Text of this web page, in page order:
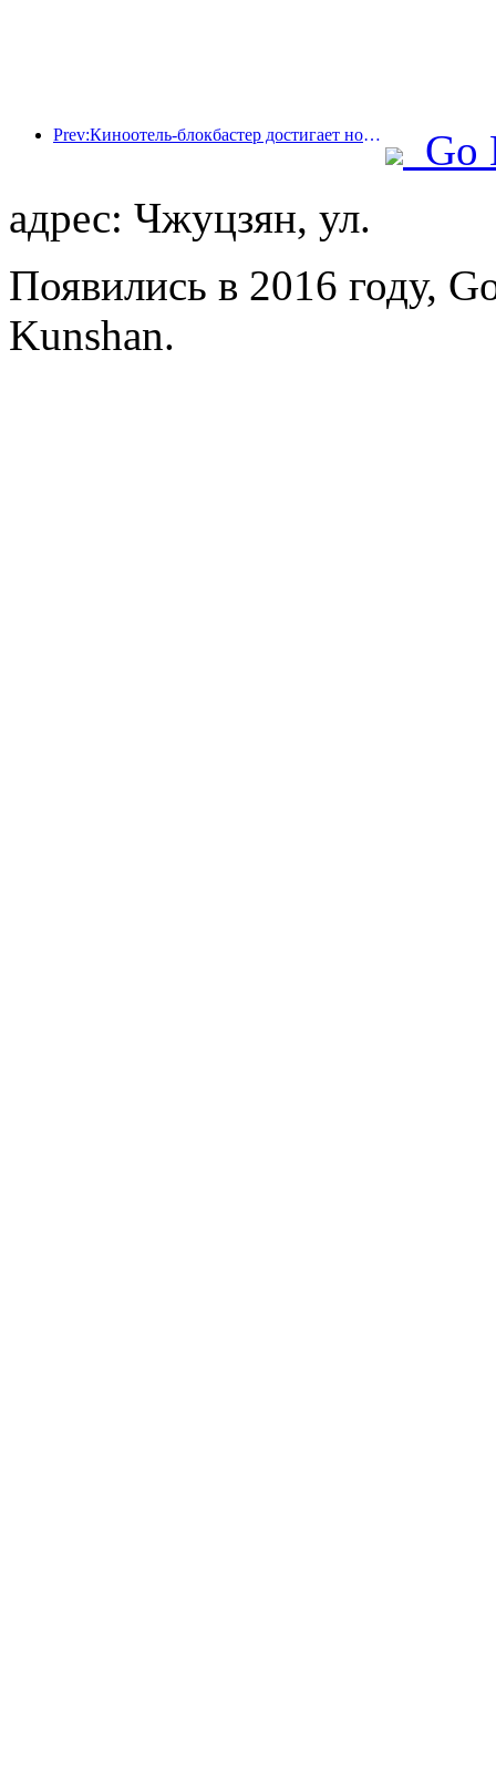
Prev:Киноотель-блокбастер достигает новых высот, занимая лидирующие позиции в сфере тематических отелей в кино
Go
адрес: Чжуцзян, ул.
Появились в 2016 году,
Kunshan.